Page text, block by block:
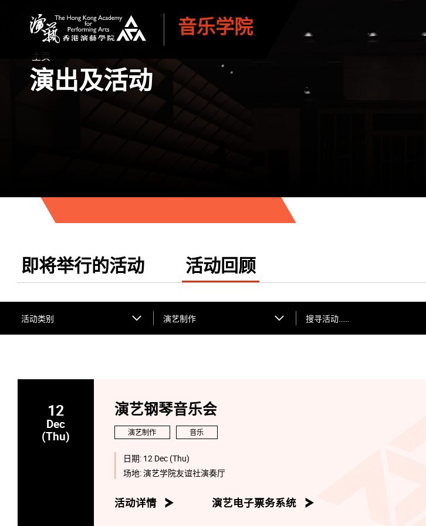
音乐学院
主页
演出及活动
即将举行的活动 活动回顾
活动类别 演艺制作
搜寻活动……
12
Dec
(Thu)
演艺钢琴音乐会
演艺制作 音乐
日期: 12 Dec (Thu)
场地:演艺学院友谊社演奏厅
活动详情 演艺电子票务系统